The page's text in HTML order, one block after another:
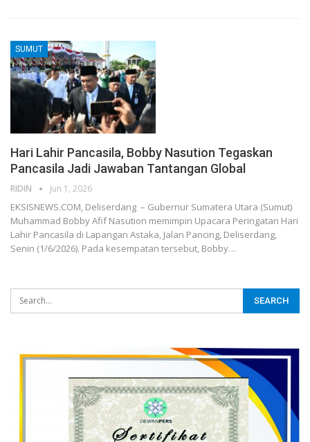
SUMUT
Hari Lahir Pancasila, Bobby Nasution Tegaskan
Pancasila Jadi Jawaban Tantangan Global
RIDIN Jun 1, 2026
EKSISNEWS.COM, Deliserdang – Gubernur Sumatera Utara (Sumut)
Muhammad Bobby Afif Nasution memimpin Upacara Peringatan Hari
Lahir Pancasila di Lapangan Astaka, Jalan Pancing, Deliserdang,
Senin (1/6/2026). Pada kesempatan tersebut, Bobby…